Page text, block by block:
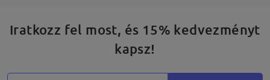
Iratkozz fel most, és 15% kedvezményt
kapsz!